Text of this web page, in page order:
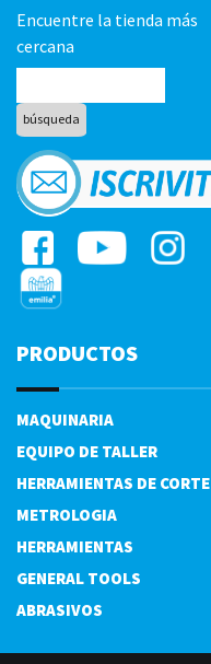
Encuentre la tienda más
cercana
PRODUCTOS
MAQUINARIA
EQUIPO DE TALLER
HERRAMIENTAS DE CORTE
METROLOGIA
HERRAMIENTAS
GENERAL TOOLS
ABRASIVOS